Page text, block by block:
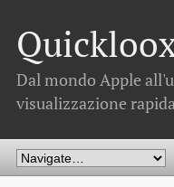
Dal mondo Apple
visualizzazione